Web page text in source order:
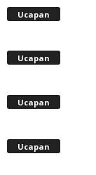
Ucapan
Ucapan
Ucapan
Ucapan